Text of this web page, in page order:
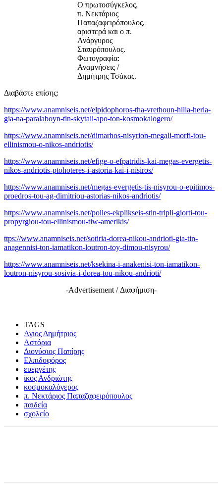
Ο πρωτοσύγκελος,
π. Νεκτάριος
Παπαζαφειρόπουλος,
αριστερά και ο π.
Ανάργυρος
Σταυρόπουλος.
Φωτογραφία:
Αναμνήσεις /
Δημήτρης Τσάκας.
Διαβάστε επίσης:
https://www.anamniseis.net/elpidophoros-tha-vrethoun-hilia-heria-
gia-na-paralaboyn-tin-skytali-apo-ton-kosmokalogero/
https://www.anamniseis.net/dimarhos-nisyrion-megali-morfi-tou-
ellinismou-o-nikos-andriotis/
https://www.anamniseis.net/efige-o-efpatridis-kai-megas-evergetis-
nikos-andriotis-ptohoteres-i-astoria-kai-i-nisiros/
https://www.anamniseis.net/megas-evergetis-tis-nisyrou-o-epitimos-
proedros-tou-ag-dimitriou-astorias-nikos-andriotis/
https://www.anamniseis.net/polles-ekplikseis-stin-tripli-giorti-tou-
propyrgiou-tou-ellinismou-tiw-amerikis/
ttps://www.anamniseis.net/sotiria-dorea-nikou-andrioti-gia-tin-
anagennisi-ton-iamatikon-loutron-toy-dimou-nisyrou/
https://www.anamniseis.net/ksekina-i-anakenisi-ton-iamatikon-
loutron-nisyrou-sosivia-i-dorea-tou-nikou-andrioti/
-Advertisement / Διαφήμιση-
TAGS
Αγιος Δημήτριος
Αστόρια
Διονύσιος Παπίρης
Ελπιδοφόρος
ευεργέτης
ίκος Ανδριώτης
κοσμοκαλόγερος
π. Νεκτάριος Παπαζαφειρόπουλος
παιδεία
σχολείο